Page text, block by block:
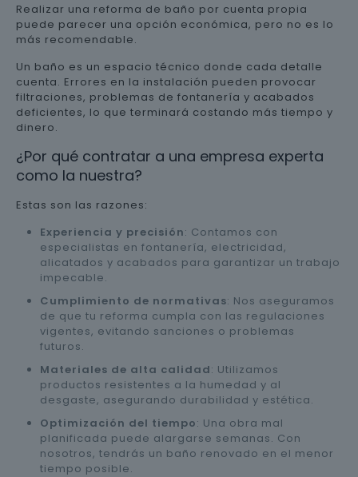
Realizar una reforma de baño por cuenta propia
puede parecer una opción económica, pero no es lo
más recomendable.
Un baño es un espacio técnico donde cada detalle
cuenta. Errores en la instalación pueden provocar
filtraciones, problemas de fontanería y acabados
deficientes, lo que terminará costando más tiempo y
dinero.
¿Por qué contratar a una empresa experta
como la nuestra?
Estas son las razones:
Experiencia y precisión: Contamos con
especialistas en fontanería, electricidad,
alicatados y acabados para garantizar un trabajo
impecable.
Cumplimiento de normativas: Nos aseguramos
de que tu reforma cumpla con las regulaciones
vigentes, evitando sanciones o problemas
futuros.
Materiales de alta calidad: Utilizamos
productos resistentes a la humedad y al
desgaste, asegurando durabilidad y estética.
Optimización del tiempo: Una obra mal
planificada puede alargarse semanas. Con
nosotros, tendrás un baño renovado en el menor
tiempo posible.